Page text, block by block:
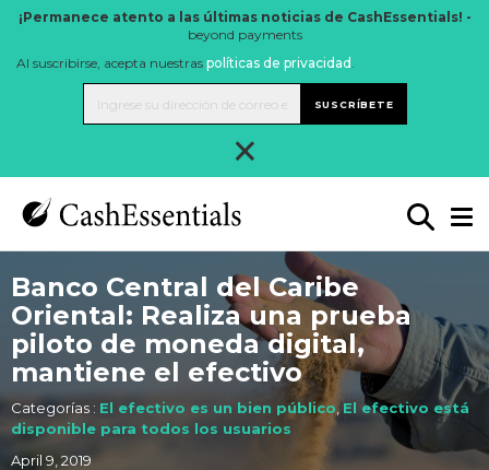
¡Permanece atento a las últimas noticias de CashEssentials! -
beyond payments
Al suscribirse, acepta nuestras políticas de privacidad .
SUSCRÍBETE
×
Banco Central del Caribe
Oriental: Realiza una prueba
piloto de moneda digital,
mantiene el efectivo
Categorías : El efectivo es un bien público El efectivo está
disponible para todos los usuarios
April 9, 2019